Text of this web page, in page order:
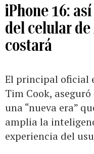
iPhone 16:
del celular
costará
El principal oficial
Tim Cook,
una “nueva era”
amplia la
experiencia del